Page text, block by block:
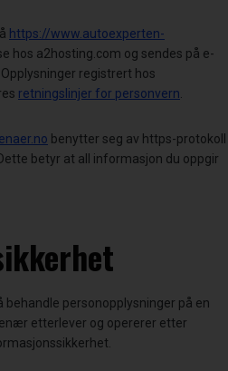
https://www.autoexperten-
hos a2hosting.com og sendes på e-
registrert hos
retningslinjer for personvern
benytter seg av https-protokoll
betyr at all informasjon du oppgir
personopplysninger på en
etterlever og opererer etter